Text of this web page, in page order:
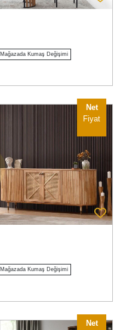
Mağazada Kumaş Değişimi
Net
Fiyat
Mağazada Kumaş Değişimi
Net